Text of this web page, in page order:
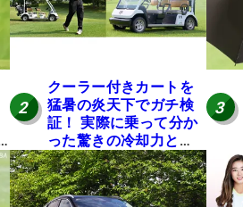
2
クーラー付きカートを
猛暑の炎天下でガチ検
証！ 実際に乗って分か
った驚きの冷却力と
は？
3